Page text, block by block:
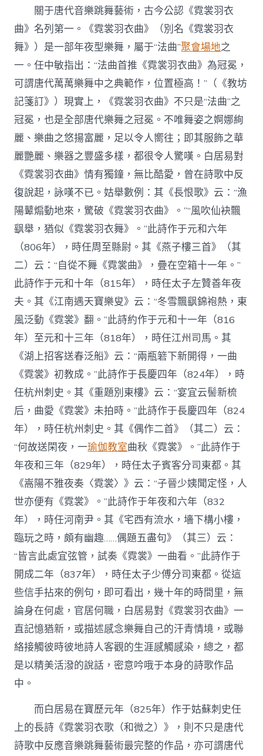
關于唐代音樂跳舞藝術，古今公認《霓裳羽衣
曲》名列第一。《霓裳羽衣曲》（別名《霓裳羽衣
舞》）是一部年夜型樂舞，屬于“法曲”聚會場地之
一。任中敏指出：“法曲首推《霓裳羽衣曲》為冠冕，
可謂唐代萬萬樂舞中之典範作，位置極高！”（《教坊
記箋訂》）現實上，《霓裳羽衣曲》不只是“法曲”之
冠冕，也是全部唐代樂舞之冠冕。不唯舞姿之婀娜絢
麗、樂曲之悠揚富麗，足以令人嚮往；即其服飾之華
麗艷麗、樂器之豐盛多樣，都很令人驚嘆。白居易對
《霓裳羽衣曲》情有獨鐘，無比酷愛，曾在詩歌中反
復說起，詠嘆不已。姑舉數例：其《長恨歌》云：“漁
陽鼙煽動地來，驚破《霓裳羽衣曲》。”“風吹仙袂飄
飖舉，猶似《霓裳羽衣舞》。”此詩作于元和六年
（806年），時任周至縣尉。其《燕子樓三首》（其
二）云：“自從不舞《霓裳曲》，疊在空箱十一年。”
此詩作于元和十年（815年），時任太子左贊善年夜
夫。其《江南遇天寶樂叟》云：“冬雪飄飖錦袍熱，東
風泛動《霓裳》翻。”此詩約作于元和十一年（816
年）至元和十三年（818年），時任江州司馬。其
《湖上招客送春泛船》云：“兩瓶箬下新開得，一曲
《霓裳》初教成。”此詩作于長慶四年（824年），時
任杭州刺史。其《重題別東樓》云：“宴宜云髻新梳
后，曲愛《霓裳》未拍時。”此詩作于長慶四年（824
年），時任杭州刺史。其《偶作二首》（其二）云：
“何故送閑夜，一瑜伽教室曲秋《霓裳》。”此詩作于
年夜和三年（829年），時任太子賓客分司東都。其
《嵩陽不雅夜奏〈霓裳〉》云：“子晉少姨聞定怪，人
世亦便有《霓裳》。”此詩作于年夜和六年（832
年），時任河南尹。其《宅西有流水，墻下構小樓，
臨玩之時，頗有幽趣……偶題五盡句》（其三）云：
“皆言此處宜弦管，試奏《霓裳》一曲看。”此詩作于
開成二年（837年），時任太子少傅分司東都。從這
些信手拈來的例句，即可看出，幾十年的時間里，無
論身在何處，官居何職，白居易對《霓裳羽衣曲》一
直記憶猶新，或描述感念樂舞自己的汗青情境，或聯
絡接觸彼時彼地詩人客觀的生涯感觸感染，總之，都
是以精美活潑的說話，密意吟哦于本身的詩歌作品
中。
而白居易在寶歷元年（825年）作于姑蘇刺史任
上的長詩《霓裳羽衣歌（和微之）》，則不只是唐代
詩歌中反應音樂跳舞藝術最完整的作品，亦可謂唐代